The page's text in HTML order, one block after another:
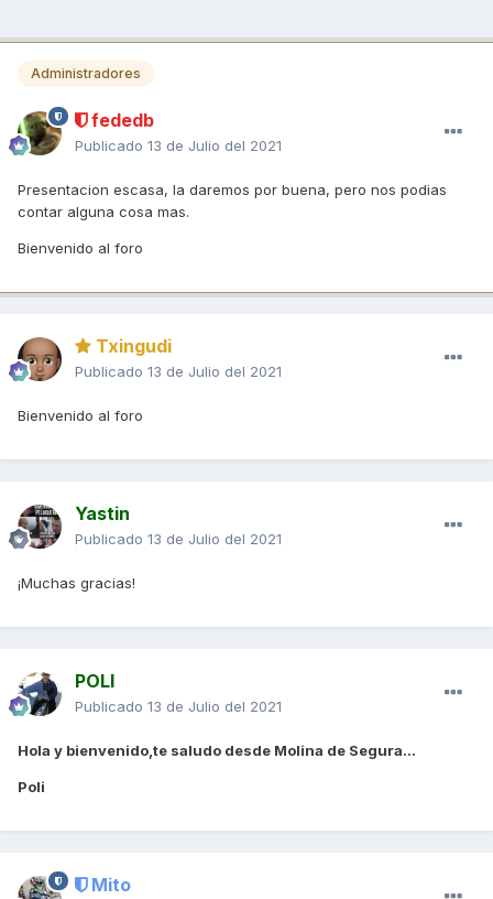
Administradores
fededb
Publicado 13 de Julio del 2021
Presentacion escasa, la daremos por buena, pero nos podias
contar alguna cosa mas.
Bienvenido al foro
Txingudi
Publicado 13 de Julio del 2021
Bienvenido al foro
Yastin
Publicado 13 de Julio del 2021
¡Muchas gracias!
POLI
Publicado 13 de Julio del 2021
Hola y bienvenido,te saludo desde Molina de Segura...
Poli
Mito